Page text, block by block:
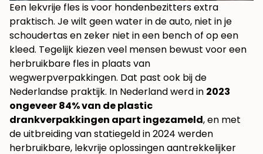
Een lekvrije fles is voor hondenbezitters extra
praktisch. Je wilt geen water in de auto, niet in je
schoudertas en zeker niet in een bench of op een
kleed. Tegelijk kiezen veel mensen bewust voor een
herbruikbare fles in plaats van
wegwerpverpakkingen. Dat past ook bij de
Nederlandse praktijk. In Nederland werd in 2023
ongeveer 84% van de plastic
drankverpakkingen apart ingezameld, en met
de uitbreiding van statiegeld in 2024 werden
herbruikbare, lekvrije oplossingen aantrekkelijker